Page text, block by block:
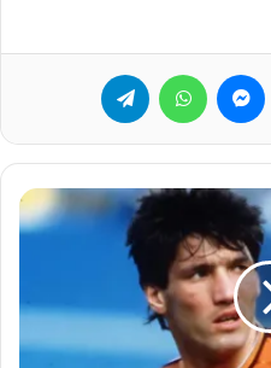
بينتيريست ماسنجر واتساب